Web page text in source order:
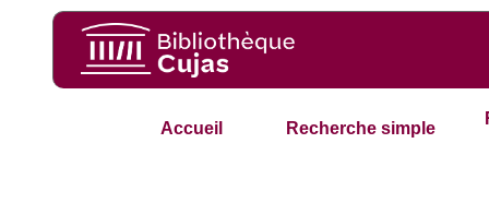
Accueil Recherche simple